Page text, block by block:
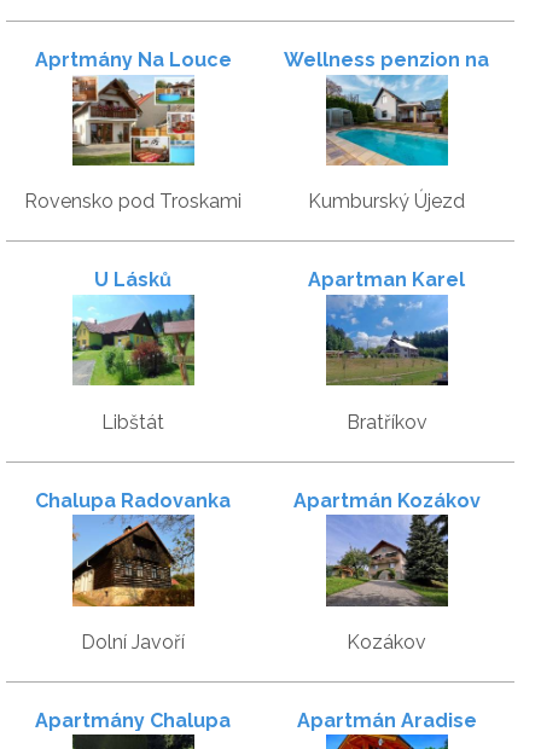
Aprtmány Na Louce
Rovensko pod Troskami
Wellness penzion na
Kumburáku
Kumburský Újezd
U Lásků
Libštát
Apartman Karel
Bratříkov
Chalupa Radovanka
Dolní Javoří
Apartmán Kozákov
Kozákov
Apartmány Chalupa Apartmán Aradise